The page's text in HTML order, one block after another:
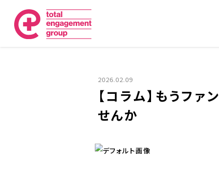
2026.02.09
【コラム】もうファ
せんか